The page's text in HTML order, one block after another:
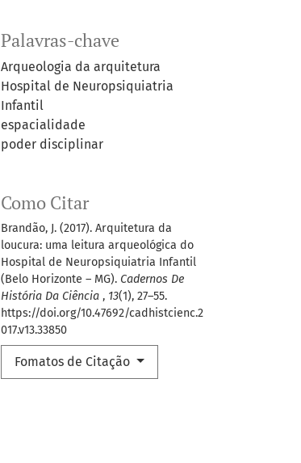
Palavras-chave
Arqueologia da arquitetura
Hospital de Neuropsiquiatria
Infantil
espacialidade
poder disciplinar
Como Citar
Brandão, J. (2017). Arquitetura da
loucura: uma leitura arqueológica do
Hospital de Neuropsiquiatria Infantil
(Belo Horizonte – MG). Cadernos De
História Da Ciência , 13(1), 27–55.
https://doi.org/10.47692/cadhistcienc.2
017.v13.33850
Fomatos de Citação